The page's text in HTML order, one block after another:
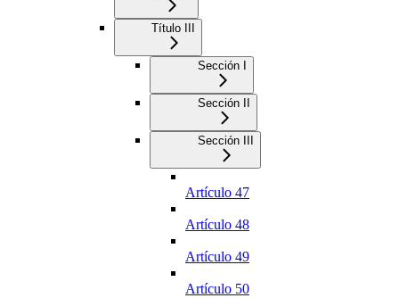
Título III
Sección I
Sección II
Sección III
Artículo 47
Artículo 48
Artículo 49
Artículo 50